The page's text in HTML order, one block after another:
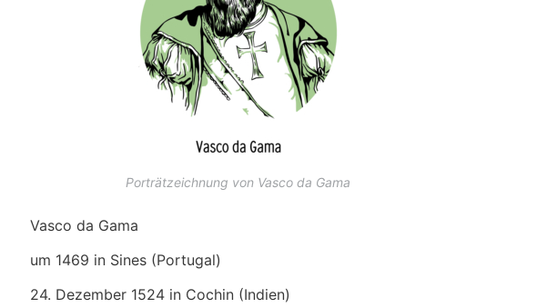
Porträtzeichnung von Vasco da Gama
Vasco da Gama
um 1469 in Sines (Portugal)
24. Dezember 1524 in Cochin (Indien)